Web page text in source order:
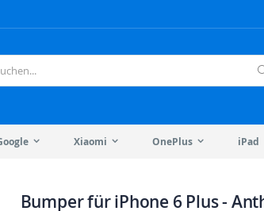
Xiaomi OnePlus iPad
Bumper für iPhone 6 Plus -